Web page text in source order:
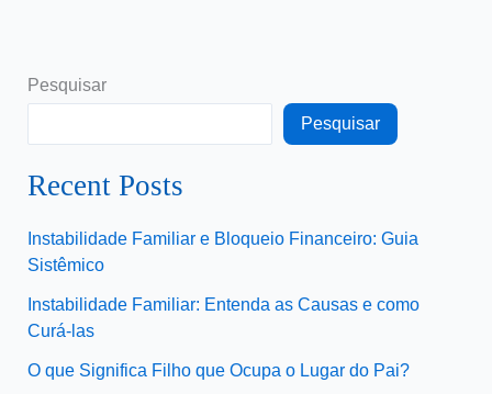
Pesquisar
Pesquisar
Recent Posts
Instabilidade Familiar e Bloqueio Financeiro: Guia
Sistêmico
Instabilidade Familiar: Entenda as Causas e como
Curá-las
O que Significa Filho que Ocupa o Lugar do Pai?